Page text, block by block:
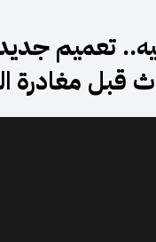
تعميم
قبل مغادرة